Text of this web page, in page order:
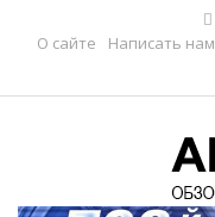
О сайте
Написать нам